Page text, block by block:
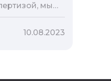
мы
и
10.08.2023